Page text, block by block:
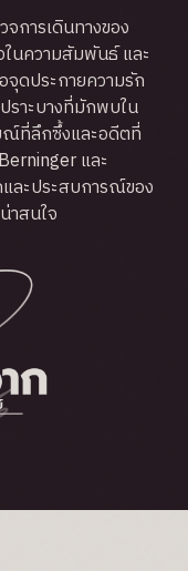
การเดินทางของ
นความสัมพันธ์ และ
จุดประกายความรัก
ราะบางที่มักพบใน
ที่ลึกซึ้งและอดีตที่
และ
ละประสบการณ์ของ
าสนใจ